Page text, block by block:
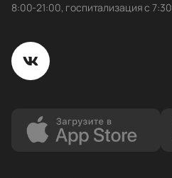
8:00-21:00, госпитализация с 7:30